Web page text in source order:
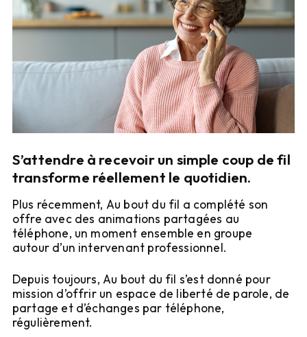
S’attendre à recevoir un simple coup de fil
transforme réellement le quotidien.
Plus récemment, Au bout du fil a complété son
offre avec des animations partagées au
téléphone, un moment ensemble en groupe
autour d’un intervenant professionnel.
Depuis toujours, Au bout du fil s’est donné pour
mission d’offrir un espace de liberté de parole, de
partage et d’échanges par téléphone,
régulièrement.